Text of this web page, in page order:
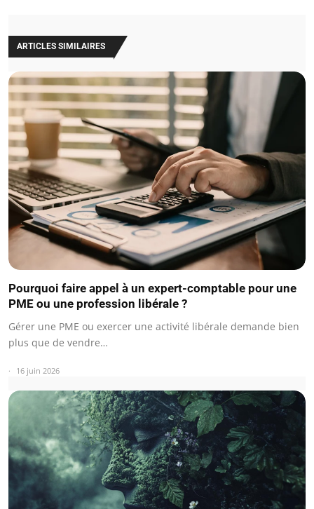
ARTICLES SIMILAIRES
Pourquoi faire appel à un expert-comptable pour une
PME ou une profession libérale ?
Gérer une PME ou exercer une activité libérale demande bien
plus que de vendre…
16 juin 2026